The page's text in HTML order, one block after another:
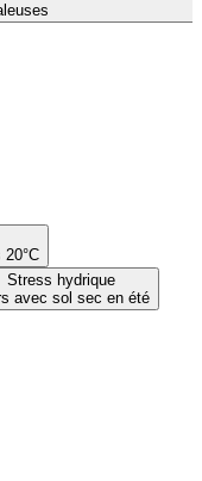
Stress hydrique
avec sol sec en été